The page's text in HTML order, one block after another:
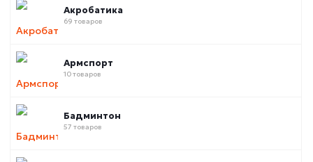
Акробатика
69 товаров
Армспорт
10 товаров
Бадминтон
57 товаров